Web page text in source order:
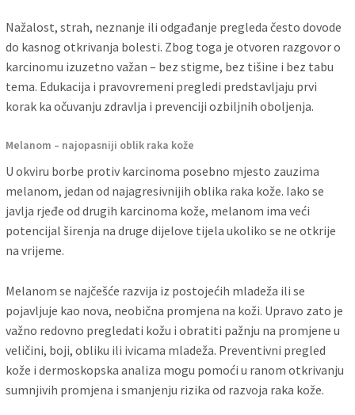
Nažalost, strah, neznanje ili odgađanje pregleda često dovode
do kasnog otkrivanja bolesti. Zbog toga je otvoren razgovor o
karcinomu izuzetno važan – bez stigme, bez tišine i bez tabu
tema. Edukacija i pravovremeni pregledi predstavljaju prvi
korak ka očuvanju zdravlja i prevenciji ozbiljnih oboljenja.
Melanom – najopasniji oblik raka kože
U okviru borbe protiv karcinoma posebno mjesto zauzima
melanom, jedan od najagresivnijih oblika raka kože. Iako se
javlja rjeđe od drugih karcinoma kože, melanom ima veći
potencijal širenja na druge dijelove tijela ukoliko se ne otkrije
na vrijeme.
Melanom se najčešće razvija iz postojećih mladeža ili se
pojavljuje kao nova, neobična promjena na koži. Upravo zato je
važno redovno pregledati kožu i obratiti pažnju na promjene u
veličini, boji, obliku ili ivicama mladeža. Preventivni pregled
kože i dermoskopska analiza mogu pomoći u ranom otkrivanju
sumnjivih promjena i smanjenju rizika od razvoja raka kože.